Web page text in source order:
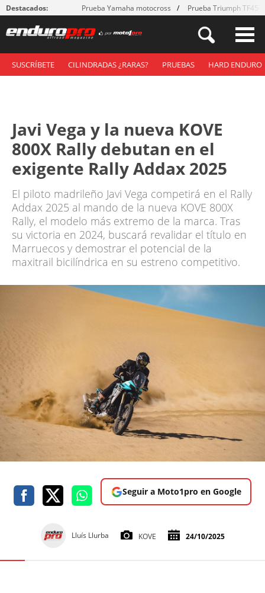
Destacados: Prueba Yamaha motocross Prueba Triumph
SUSCRÍBETE CILINDRADAS ¿RARAS? PRUEBAS HARD ENDURO
Javi Vega y la nueva KOVE
800X Rally debutan en el
exigente Rally Addax 2025
El piloto madrileño Javi Vega competirá en el Rally
Addax 2025 al mando de la nueva KOVE 800X
Rally, el modelo más extremo de la marca. Tras
su victoria en 2024, buscará revalidar el título en
Marruecos y demostrar el potencial de la
maxitrail bicilíndrica en su estreno competitivo.
Seguir a Moto1pro en Google
Lluís Llurba KOVE 24/10/2025